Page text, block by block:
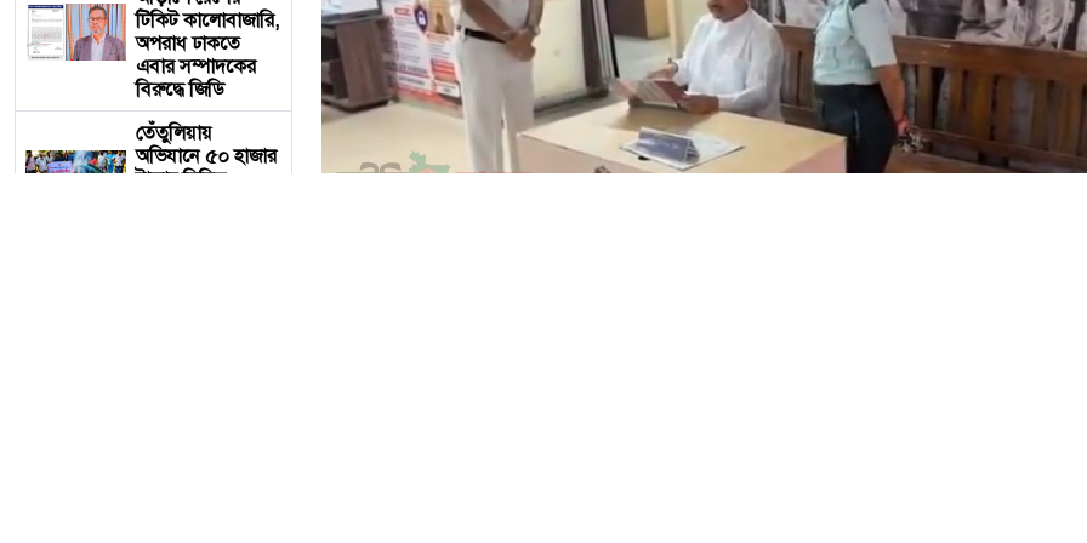
টিকিট কালোবাজারি,
অপরাধ ঢাকতে
এবার সম্পাদকের
বিরুদ্ধে জিডি
তেঁতুলিয়ায়
অভিযানে ৫০ হাজার
টাকার নিষিদ্ধ